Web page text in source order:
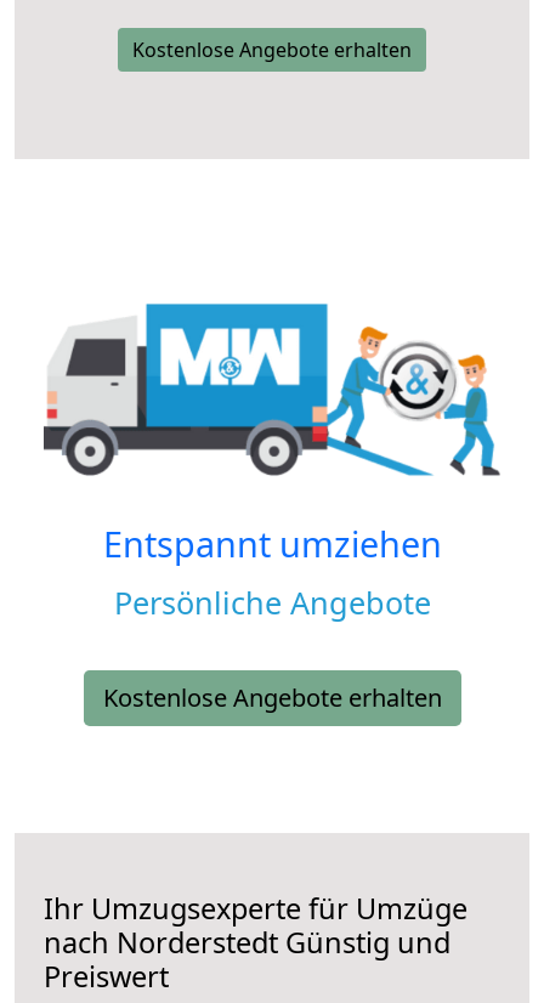
Kostenlose Angebote erhalten
Entspannt umziehen
Persönliche Angebote
Kostenlose Angebote erhalten
Ihr Umzugsexperte für Umzüge
nach Norderstedt Günstig und
Preiswert